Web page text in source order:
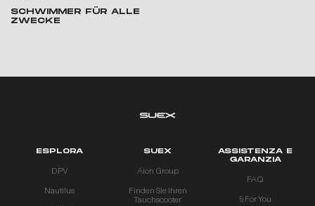
SCHWIMMER FÜR ALLE
ZWECKE
ESPLORA
DPV
Nautilus
SUEX
Aion Group
Finden Sie Ihren
Tauchscooter
ASSISTENZA E
GARANZIA
FAQ
5 For You